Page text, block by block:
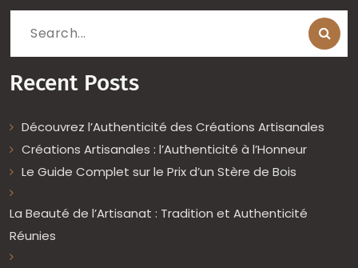
Search
Recent Posts
Découvrez l’Authenticité des Créations Artisanales
Créations Artisanales : l’Authenticité à l’Honneur
Le Guide Complet sur le Prix d’un Stère de Bois
La Beauté de l’Artisanat : Tradition et Authenticité
Réunies